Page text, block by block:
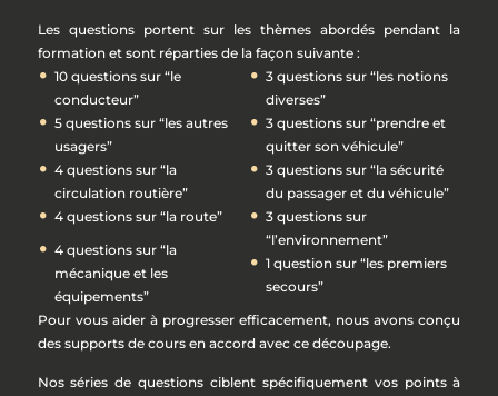
Les questions portent sur les thèmes abordés pendant la
formation et sont réparties de la façon suivante :
10 questions sur “le
conducteur”
5 questions sur “les autres
usagers”
4 questions sur “la
circulation routière”
4 questions sur “la route”
4 questions sur “la
mécanique et les
équipements”
3 questions sur “les notions
diverses”
3 questions sur “prendre et
quitter son véhicule”
3 questions sur “la sécurité
du passager et du véhicule”
3 questions sur
“l’environnement”
1 question sur “les premiers
secours”
Pour vous aider à progresser efficacement, nous avons conçu
des supports de cours en accord avec ce découpage.
Nos séries de questions ciblent spécifiquement vos points à